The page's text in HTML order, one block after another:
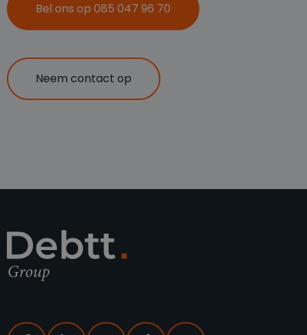
Bel ons op 085 047 96 70
Neem contact op